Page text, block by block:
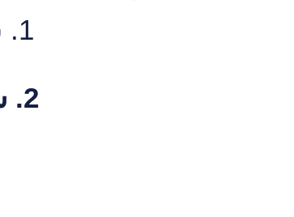
1. شاشات القماش الخارجية
2. شاشات القماش المتحركة